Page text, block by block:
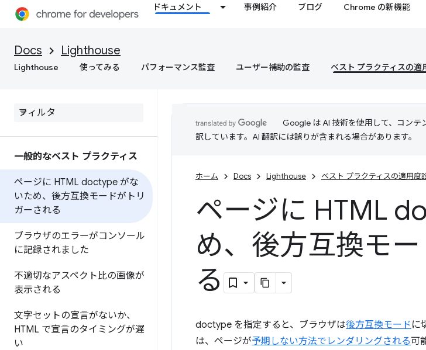
ドキュメント 事例紹介 ブログ Chrome の新機能
Docs Lighthouse
Lighthouse 使ってみる パフォーマンス監査 ユーザー補助の監査 ベスト プラクティスの適
一般的なベスト プラクティス
ページに HTML doctype がな
いため、後方互換モードがトリ
ガーされる
ブラウザのエラーがコンソール
に記録されました
不適切なアスペクト比の画像が
表示される
文字セットの宣言がないか、
HTML で宣言のタイミングが遅
い
Google は AI 技術を使用して、コンテ
訳しています。AI 翻訳には誤りが含まれる場合があります。
ホーム Docs Lighthouse ベスト プラクティスの適用度
ページに HTML
め、後方互換モ
る
doctype を指定すると、ブラウザは後方互換モード に
は、ページが予期しない方法でレンダリングされる可